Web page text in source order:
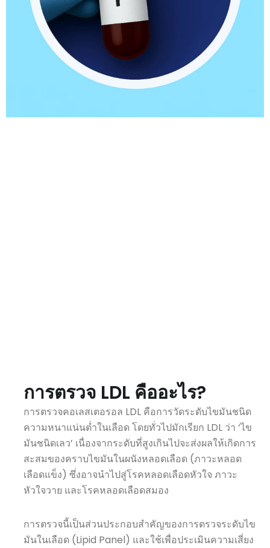
การตรวจ LDL คืออะไร?
การตรวจคอเลสเตอรอล LDL คือการวัดระดับไขมันชนิด
ความหนาแน่นต่ำในเลือด โดยทั่วไปมักเรียก LDL ว่า ‘ไข
มันชนิดเลว’ เนื่องจากระดับที่สูงเกินไปจะส่งผลให้เกิดการ
สะสมของคราบไขมันในผนังหลอดเลือด (ภาวะหลอด
เลือดแข็ง) ซึ่งอาจนำไปสู่โรคหลอดเลือดหัวใจ ภาวะ
หัวใจวาย และโรคหลอดเลือดสมอง
การตรวจนี้เป็นส่วนประกอบสำคัญของการตรวจระดับไข
มันในเลือด (Lipid Panel) และใช้เพื่อประเมินความเสี่ยง